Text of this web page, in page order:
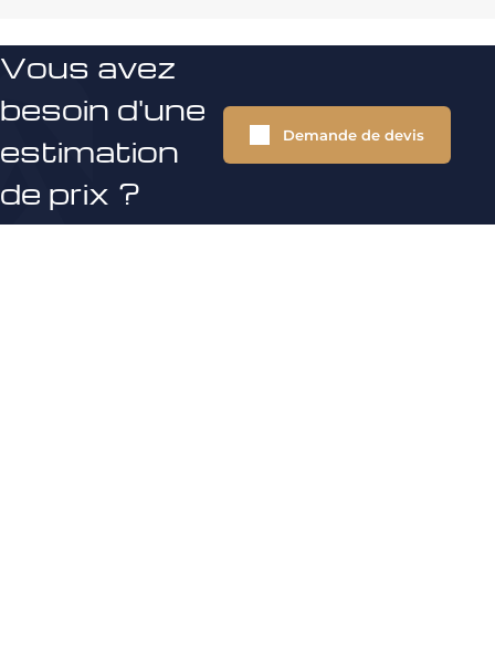
Vous avez
besoin d'une
estimation
de prix ?
Demande de devis